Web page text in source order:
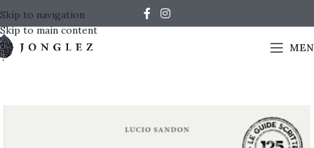
Skip to navigation
Skip to main content